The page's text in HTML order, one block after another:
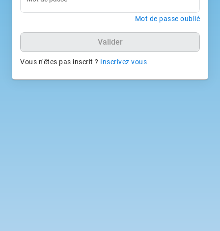
Mot de passe oublié
Valider
Vous n'êtes pas inscrit ? Inscrivez vous